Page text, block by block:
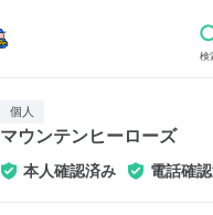
検
個人
マウンテンヒーローズ
本人確認済み 電話確